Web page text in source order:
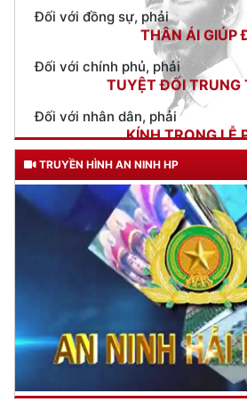
Đối với chính phủ, phải
TUYỆT ĐỐI TRUNG
Đối với nhân dân, phải
KÍNH TRỌNG LỄ
Đối với công việc, phải
TẬN TỤY
Đối với địch, phải
CƯƠNG QUYẾT,
Trích thư Chủ tịch Hồ
gửi Công an Khu
ngày 11 tháng 3
TRUYỀN HÌNH AN NINH HP